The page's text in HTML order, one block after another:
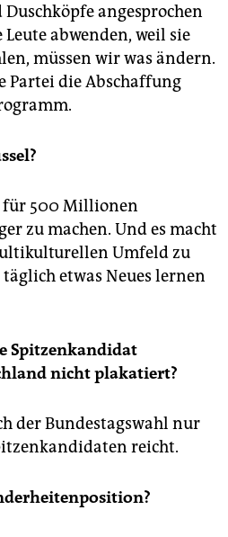
angesprochen
abwenden, weil sie
müssen wir was ändern.
Partei die Abschaffung
für 500 Millionen
zu machen. Und es macht
Umfeld zu
etwas Neues lernen
Spitzenkandidat
nicht plakatiert?
der Bundestagswahl nur
reicht.